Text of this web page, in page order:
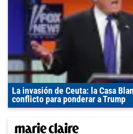
La invasión de Ceuta: la Casa
conflicto para ponderar a Trump